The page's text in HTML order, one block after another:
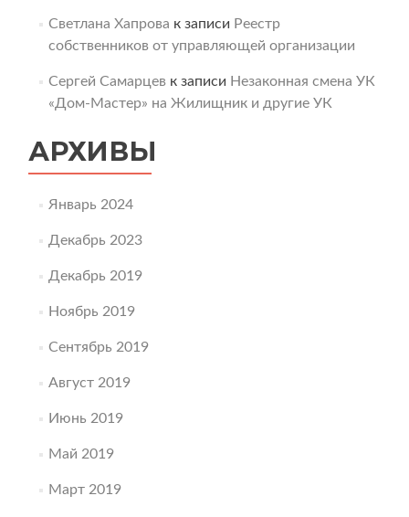
Светлана Хапрова к записи Реестр
собственников от управляющей организации
Сергей Самарцевк записи Незаконная смена УК
«Дом-Мастер» на Жилищник и другие УК
АРХИВЫ
Январь 2024
Декабрь 2023
Декабрь 2019
Ноябрь 2019
Сентябрь 2019
Август 2019
Июнь 2019
Май 2019
Март 2019